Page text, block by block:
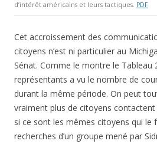
d’intérêt américains et leurs tactiques. PDF
Cet accroissement des
citoyens n’est ni particulier au
Sénat. Comme le montre le Tableau
représentants a vu le nombre de
durant la même période. On peut
vraiment plus de citoyens
si ce sont les mêmes citoyens qui le
recherches d’un groupe mené par